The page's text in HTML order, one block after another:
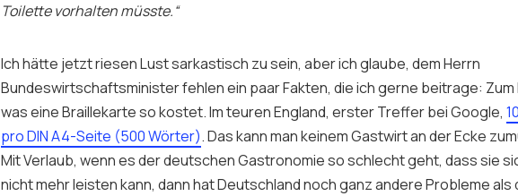
Toilette vorhalten müsste.“
Ich hätte jetzt riesen Lust sarkastisch zu sein, aber ich glaube, dem Herrn
Bundeswirtschaftsminister fehlen ein paar Fakten, die ich gerne beitrage: Zum
was eine Braillekarte so kostet. Im teuren England, erster Treffer bei Google,
pro DIN A4-Seite (500 Wörter). Das kann man keinem Gastwirt an der Ecke
Mit Verlaub, wenn es der deutschen Gastronomie so schlecht geht, dass sie
nicht mehr leisten kann, dann hat Deutschland noch ganz andere Probleme als